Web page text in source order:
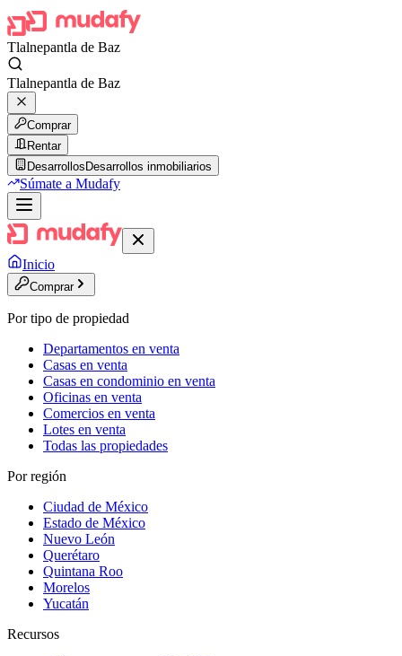
Tlalnepantla de Baz
Tlalnepantla de Baz
Comprar
Rentar
Desarrollos Desarrollos inmobiliarios
Súmate a Mudafy
Inicio
Comprar
Por tipo de propiedad
Departamentos en venta
Casas en venta
Casas en condominio en venta
Oficinas en venta
Comercios en venta
Lotes en venta
Todas las propiedades
Por región
Ciudad de México
Estado de México
Nuevo León
Querétaro
Quintana Roo
Morelos
Yucatán
Recursos